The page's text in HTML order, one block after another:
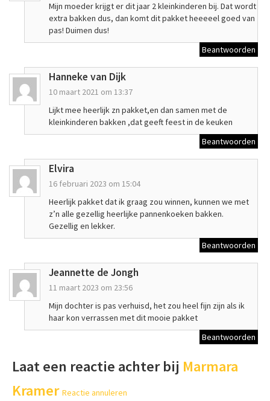
Mijn moeder krijgt er dit jaar 2 kleinkinderen bij. Dat wordt
extra bakken dus, dan komt dit pakket heeeeel goed van
pas! Duimen dus!
Beantwoorden
Hanneke van Dijk
10 maart 2021 om 13:37
Lijkt mee heerlijk zn pakket,en dan samen met de
kleinkinderen bakken ,dat geeft feest in de keuken
Beantwoorden
Elvira
16 februari 2023 om 15:04
Heerlijk pakket dat ik graag zou winnen, kunnen we met
z’n alle gezellig heerlijke pannenkoeken bakken.
Gezellig en lekker.
Beantwoorden
Jeannette de Jongh
11 maart 2023 om 23:56
Mijn dochter is pas verhuisd, het zou heel fijn zijn als ik
haar kon verrassen met dit mooie pakket
Beantwoorden
Laat een reactie achter bij Marmara
Kramer Reactie annuleren